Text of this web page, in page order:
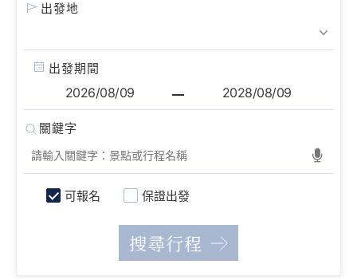
出發地
出發期間
可報名 保證出發